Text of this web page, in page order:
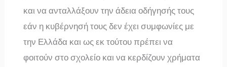
και να ανταλλάξουν την άδεια οδήγησής τους
εάν η κυβέρνησή τους δεν έχει συμφωνίες με
την Ελλάδα και ως εκ τούτου πρέπει να
φοιτούν στο σχολείο και να κερδίζουν χρήματα